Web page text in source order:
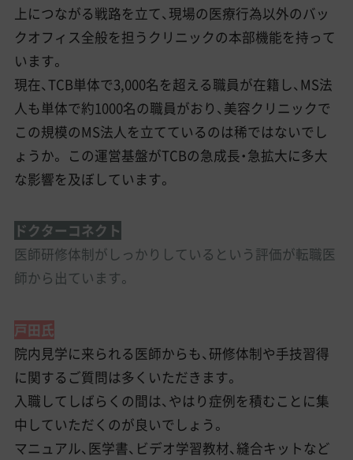
上につながる戦路を立て、現場の医療行為以外のバッ
クオフィス全般を担うクリニックの本部機能を持って
います。
現在、TCB単体で3,000名を超える職員が在籍し、MS法
人も単体で約1000名の職員がおり、美容クリニックで
この規模のMS法人を立てているのは稀ではないでし
ょうか。 この運営基盤がTCBの急成長・急拡大に多大
な影響を及ぼしています。
ドクターコネクト
医師研修体制がしっかりしているという評価が転職医
師から出ています。
戸田氏
院内見学に来られる医師からも、研修体制や手技習得
に関するご質問は多くいただきます。
入職してしばらくの間は、やはり症例を積むことに集
中していただくのが良いでしょう。
マニュアル、医学書、ビデオ学習教材、縫合キットなど